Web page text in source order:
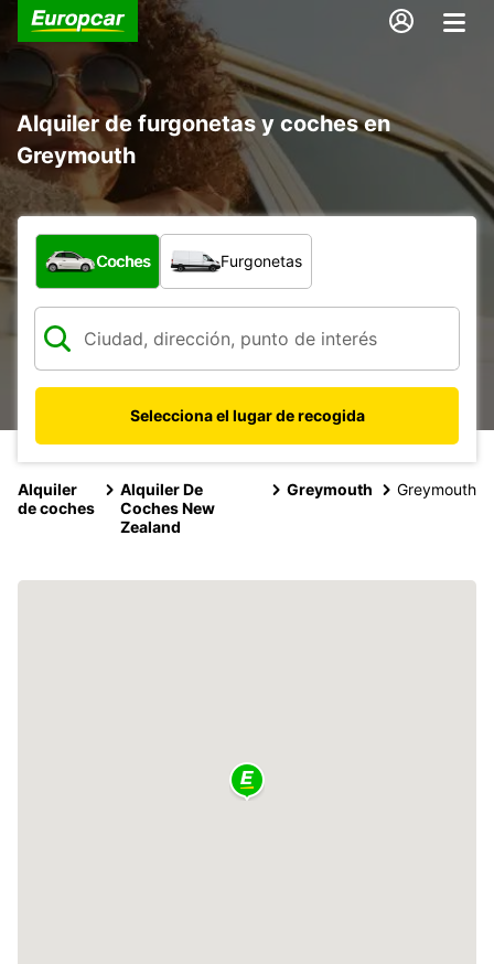
Alquiler de furgonetas y coches en
Greymouth
¿Qué tipo de vehículo?
Coches Furgonetas
Selecciona el lugar de recogida
Alquiler
de coches
Alquiler De
Coches New
Zealand
Greymouth Greymouth